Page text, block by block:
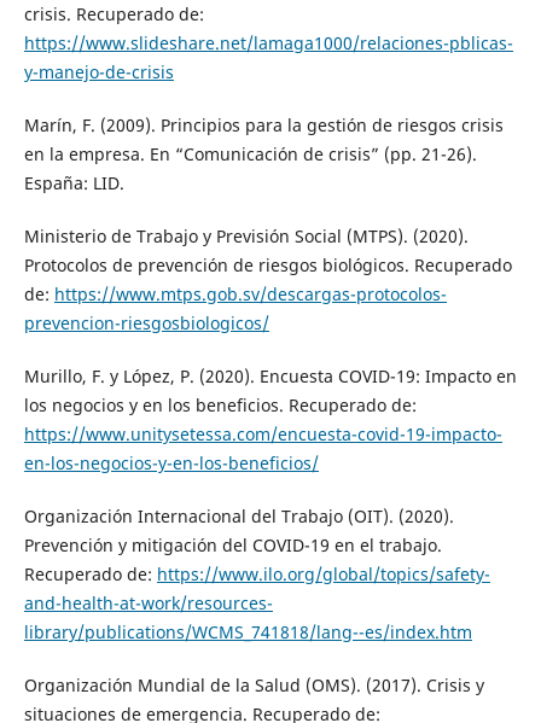
crisis. Recuperado de:
https://www.slideshare.net/lamaga1000/relaciones-pblicas-
y-manejo-de-crisis
Marín, F. (2009). Principios para la gestión de riesgos crisis
en la empresa. En “Comunicación de crisis” (pp. 21-26).
España: LID.
Ministerio de Trabajo y Previsión Social (MTPS). (2020).
Protocolos de prevención de riesgos biológicos. Recuperado
de: https://www.mtps.gob.sv/descargas-protocolos-
prevencion-riesgosbiologicos/
Murillo, F. y López, P. (2020). Encuesta COVID-19: Impacto en
los negocios y en los beneficios. Recuperado de:
https://www.unitysetessa.com/encuesta-covid-19-impacto-
en-los-negocios-y-en-los-beneficios/
Organización Internacional del Trabajo (OIT). (2020).
Prevención y mitigación del COVID-19 en el trabajo.
Recuperado de: https://www.ilo.org/global/topics/safety-
and-health-at-work/resources-
library/publications/WCMS_741818/lang--es/index.htm
Organización Mundial de la Salud (OMS). (2017). Crisis y
situaciones de emergencia. Recuperado de: